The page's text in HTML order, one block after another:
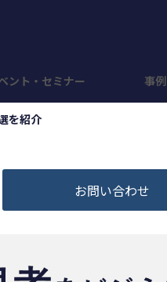
ント・セミナー 事例
を紹介
お問い合わせ